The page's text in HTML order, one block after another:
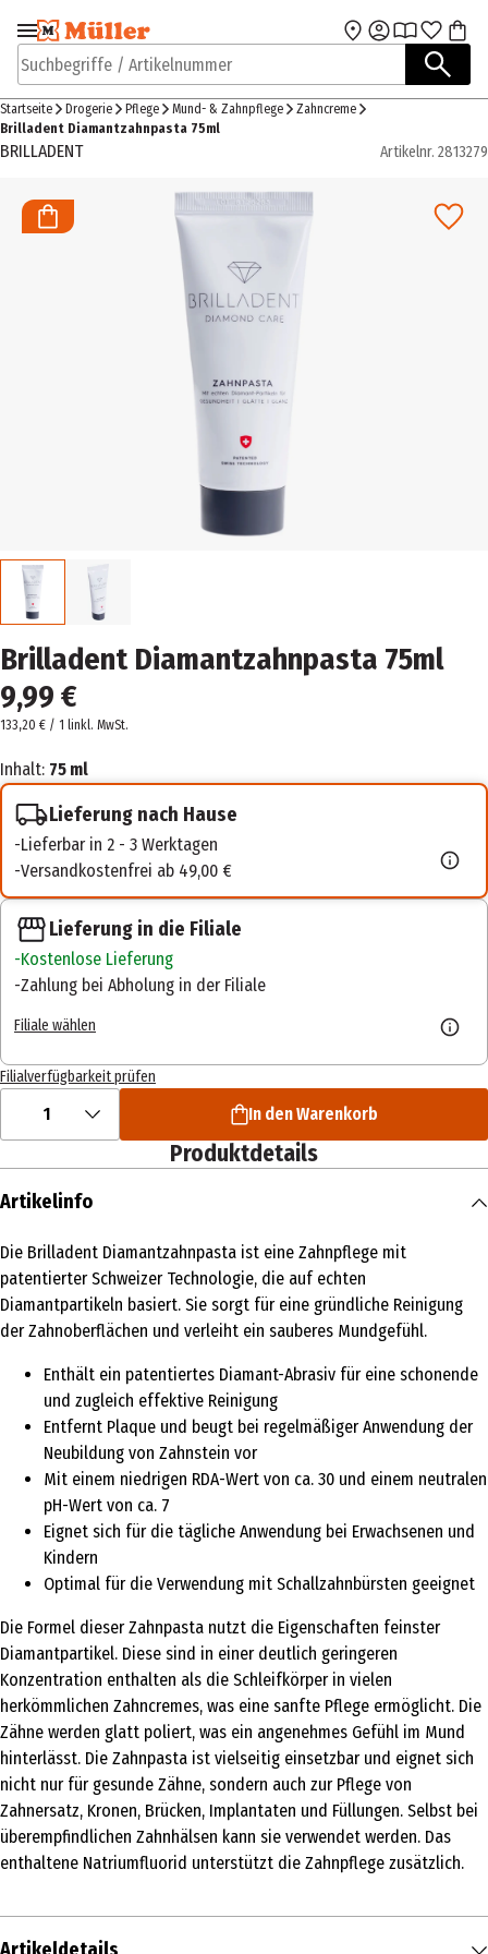
Zur Navigation
springen
Zum Hauptinhalt
Suchbegriffe / Artikelnummer
Startseite Drogerie Pflege Mund- & Zahnpflege
Zahncreme
Brilladent Diamantzahnpasta 75ml
BRILLADENT Artikelnr. 2813279
Brilladent Diamantzahnpasta 75ml
9,99 €
133,20 € / 1 linkl. MwSt.
Inhalt: 75 ml
Lieferung nach Hause
Lieferbar in 2 - 3 Werktagen
Versandkostenfrei ab 49,00 €
Lieferung in die Filiale
Kostenlose Lieferung
Zahlung bei Abholung in der Filiale
Filiale wählen
Filialverfügbarkeit prüfen
1 In den Warenkorb
Produktdetails
Artikelinfo
Die Brilladent Diamantzahnpasta ist eine Zahnpflege mit
patentierter Schweizer Technologie, die auf echten
Diamantpartikeln basiert. Sie sorgt für eine gründliche Reinigung
der Zahnoberflächen und verleiht ein sauberes Mundgefühl.
Enthält ein patentiertes Diamant-Abrasiv für eine schonende
und zugleich effektive Reinigung
Entfernt Plaque und beugt bei regelmäßiger Anwendung der
Neubildung von Zahnstein vor
Mit einem niedrigen RDA-Wert von ca. 30 und einem neutralen
pH-Wert von ca. 7
Eignet sich für die tägliche Anwendung bei Erwachsenen und
Kindern
Optimal für die Verwendung mit Schallzahnbürsten geeignet
Die Formel dieser Zahnpasta nutzt die Eigenschaften feinster
Diamantpartikel. Diese sind in einer deutlich geringeren
Konzentration enthalten als die Schleifkörper in vielen
herkömmlichen Zahncremes, was eine sanfte Pflege ermöglicht. Die
Zähne werden glatt poliert, was ein angenehmes Gefühl im Mund
hinterlässt. Die Zahnpasta ist vielseitig einsetzbar und eignet sich
nicht nur für gesunde Zähne, sondern auch zur Pflege von
Zahnersatz, Kronen, Brücken, Implantaten und Füllungen. Selbst bei
überempfindlichen Zahnhälsen kann sie verwendet werden. Das
enthaltene Natriumfluorid unterstützt die Zahnpflege zusätzlich.